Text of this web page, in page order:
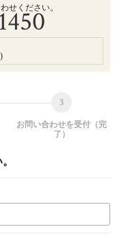
せください。
お問い合わせを受付（完
了）